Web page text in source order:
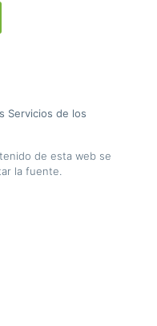
Servicios de los
de esta web se
la fuente.